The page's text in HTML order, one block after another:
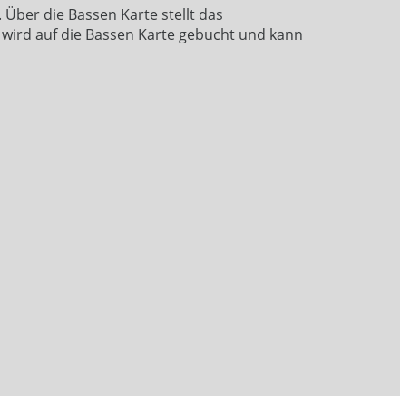
die Bassen Karte stellt das
auf die Bassen Karte gebucht und kann